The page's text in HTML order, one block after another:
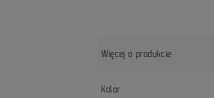
Więcej o produkcie
Kolor